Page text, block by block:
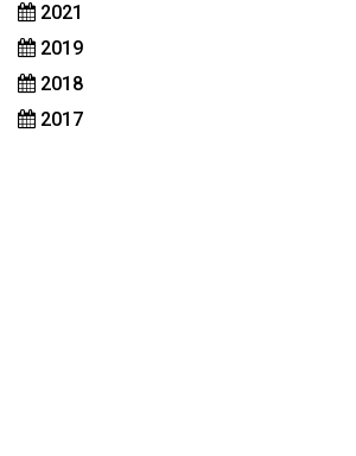
2021
2019
2018
2017